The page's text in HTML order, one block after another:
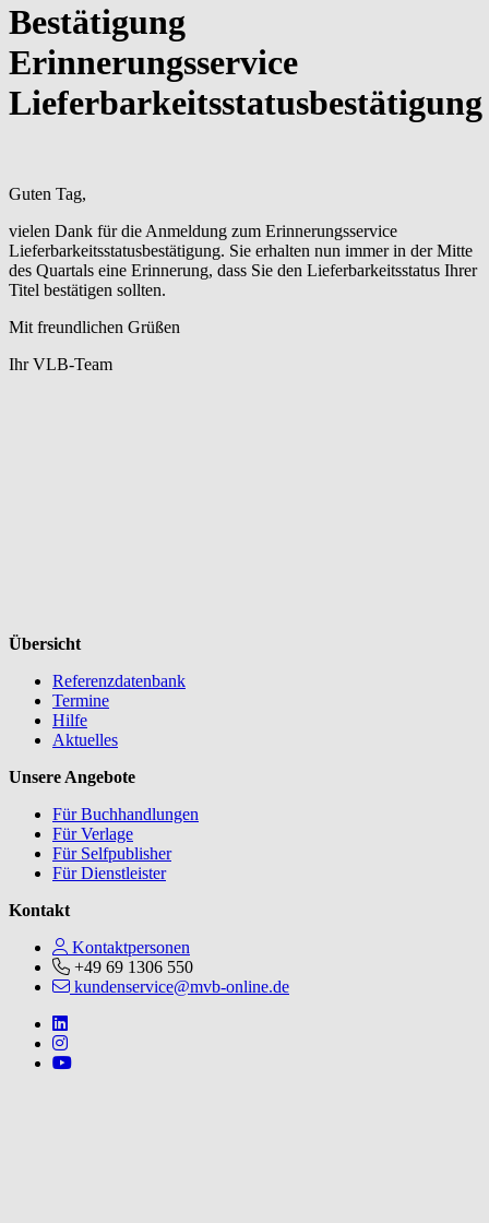
Bestätigung
Erinnerungsservice
Lieferbarkeitsstatusbestätigung
Guten Tag,
vielen Dank für die Anmeldung zum Erinnerungsservice
Lieferbarkeitsstatusbestätigung. Sie erhalten nun immer in der Mitte
des Quartals eine Erinnerung, dass Sie den Lieferbarkeitsstatus Ihrer
Titel bestätigen sollten.
Mit freundlichen Grüßen
Ihr VLB-Team
Übersicht
Referenzdatenbank
Termine
Hilfe
Aktuelles
Unsere Angebote
Für Buchhandlungen
Für Verlage
Für Selfpublisher
Für Dienstleister
Kontakt
Kontaktpersonen
+49 69 1306 550
kundenservice@mvb-online.de
Follow us on https://www.linkedin.com/company/mvbbooks
Follow us on https://www.instagram.com/lifeatmvb/
Follow us on https://www.youtube.com/@mvbbooks